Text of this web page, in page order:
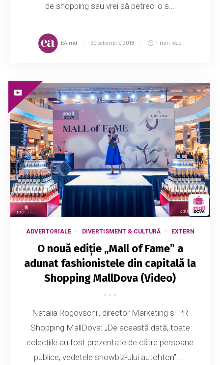
de shopping sau vrei să petreci o s...
EA.md 30 octombrie 2018 1 min read
ADVERTORIALE DIVERTISMENT & CULTURĂ EXTERN
O nouă ediție „Mall of Fame” a
adunat fashionistele din capitală la
Shopping MallDova (Video)
Natalia Rogovschii, director Marketing și PR
Shopping MallDova: „De această dată, toate
colecțiile au fost prezentate de către persoane
publice, vedetele showbiz-ului autohton”. ...